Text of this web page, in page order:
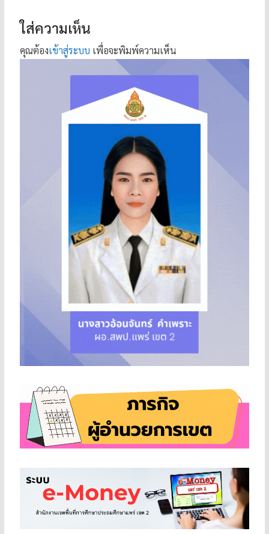
ใส่ความเห็น
คุณต้องเข้าสู่ระบบ เพื่อจะพิมพ์ความเห็น